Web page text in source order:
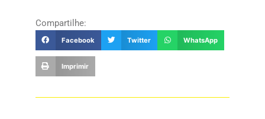
Compartilhe:
Facebook Twitter WhatsApp
Imprimir